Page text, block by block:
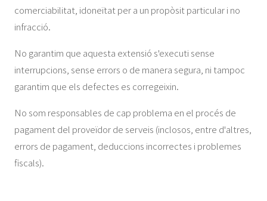
comerciabilitat, idoneïtat per a un propòsit particular i no
infracció.
No garantim que aquesta extensió s'executi sense
interrupcions, sense errors o de manera segura, ni tampoc
garantim que els defectes es corregeixin.
No som responsables de cap problema en el procés de
pagament del proveïdor de serveis (inclosos, entre d'altres,
errors de pagament, deduccions incorrectes i problemes
fiscals).